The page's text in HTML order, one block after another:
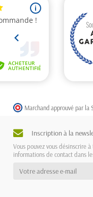
Marchand approuvé par la
Inscription à la
Vous pouvez vous désinscrire
informations de contact dans